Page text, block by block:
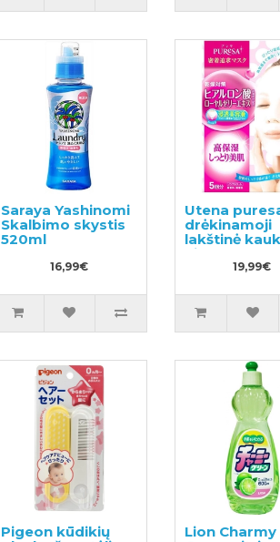
Saraya Yashinomi
Skalbimo skystis
520ml
16,99€
Utena
drėkinamoji
lakštinė
hialurono
ir bičių19,99€
Pigeon kūdikių
Lion Charmy